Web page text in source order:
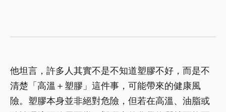
他坦言，許多人其實不是不知道塑膠不好，而是不
清楚「高溫＋塑膠」這件事，可能帶來的健康風
險。塑膠本身並非絕對危險，但若在高溫、油脂或